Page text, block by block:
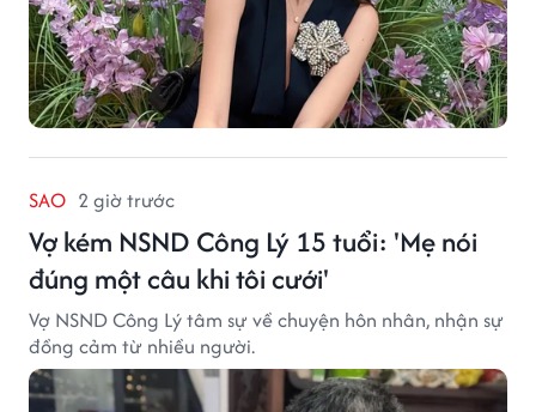
SAO 2 giờ trước
Vợ kém NSND Công Lý 15 tuổi: 'Mẹ nói
đúng một câu khi tôi cưới'
Vợ NSND Công Lý tâm sự về chuyện hôn nhân, nhận sự
đồng cảm từ nhiều người.